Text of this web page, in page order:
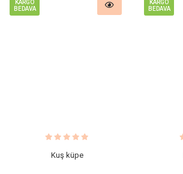
KARGO
BEDAVA
Kuş küpe
KARGO
BEDAVA